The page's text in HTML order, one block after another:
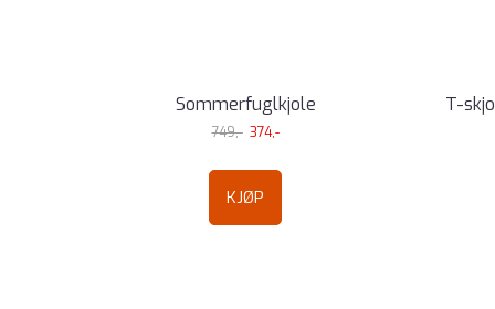
Sommerfuglkjole
749,- 374,-
KJØP
T-